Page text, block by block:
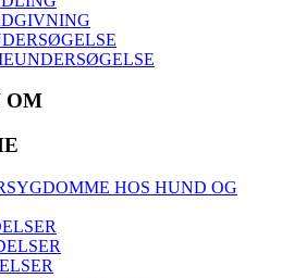
OM
HOS HUND OG